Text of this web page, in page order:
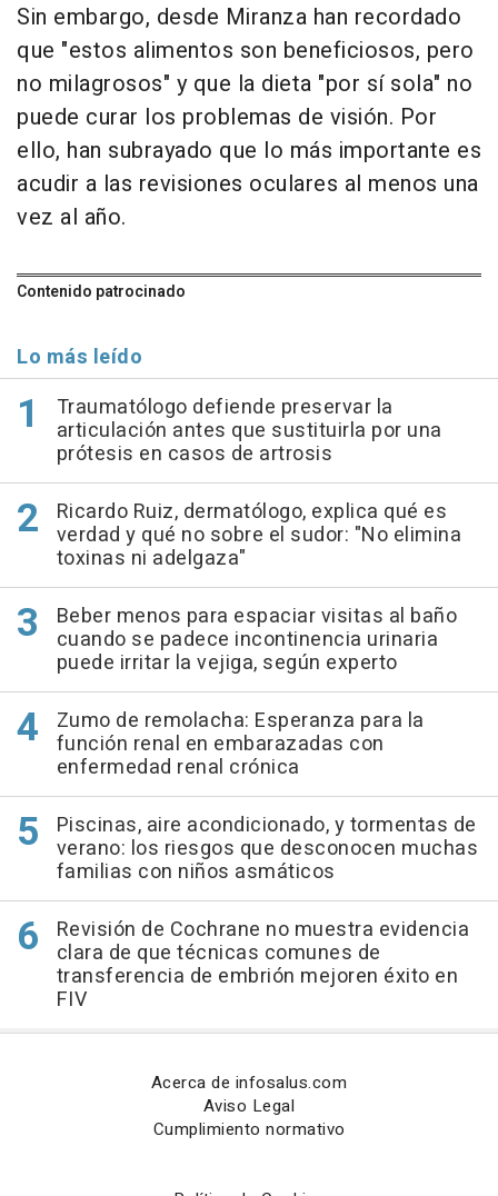
Sin embargo, desde Miranza han recordado
que "estos alimentos son beneficiosos, pero
no milagrosos" y que la dieta "por sí sola" no
puede curar los problemas de visión. Por
ello, han subrayado que lo más importante es
acudir a las revisiones oculares al menos una
vez al año.
Contenido patrocinado
Lo más leído
Traumatólogo defiende preservar la
articulación antes que sustituirla por una
prótesis en casos de artrosis
Ricardo Ruiz, dermatólogo, explica qué es
verdad y qué no sobre el sudor: "No elimina
toxinas ni adelgaza"
Beber menos para espaciar visitas al baño
cuando se padece incontinencia urinaria
puede irritar la vejiga, según experto
Zumo de remolacha: Esperanza para la
función renal en embarazadas con
enfermedad renal crónica
Piscinas, aire acondicionado, y tormentas de
verano: los riesgos que desconocen muchas
familias con niños asmáticos
Revisión de Cochrane no muestra evidencia
clara de que técnicas comunes de
transferencia de embrión mejoren éxito en
FIV
Acerca de infosalus.com
Aviso Legal
Cumplimiento normativo